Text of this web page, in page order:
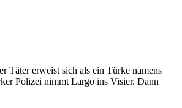
Täter erweist sich als ein Türke namens
Polizei nimmt Largo ins Visier. Dann